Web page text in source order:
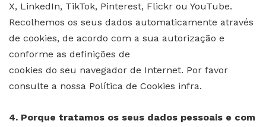
X, LinkedIn, TikTok, Pinterest, Flickr ou YouTube.
Recolhemos os seus dados automaticamente através
de cookies, de acordo com a sua autorização e
conforme as definições de
cookies do seu navegador de Internet. Por favor
consulte a nossa Política de Cookies infra.
4. Porque tratamos os seus dados pessoais e com